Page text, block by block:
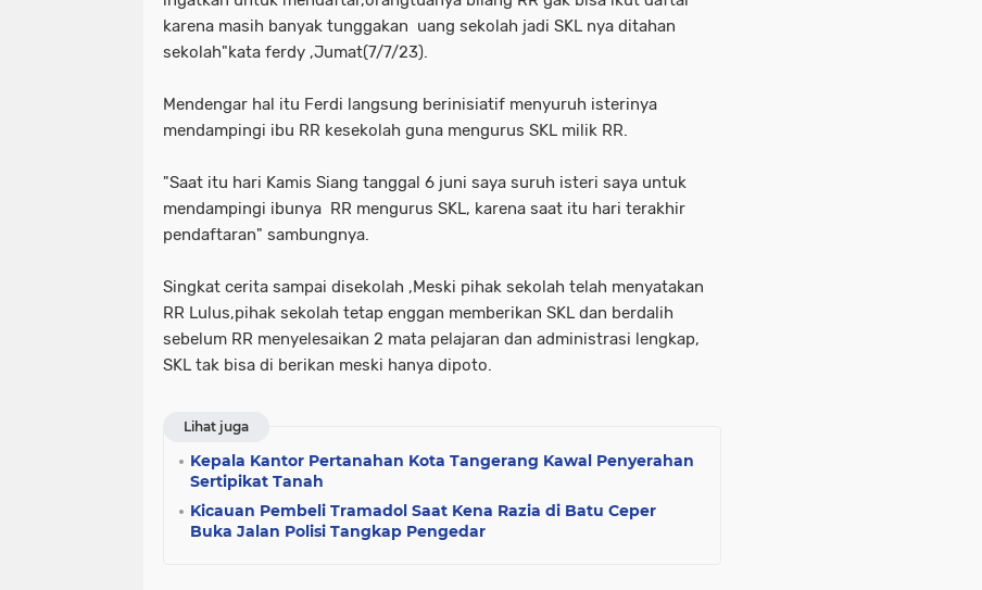
karena masih banyak tunggakan uang sekolah jadi SKL nya ditahan
sekolah"kata ferdy ,Jumat(7/7/23).
Mendengar hal itu Ferdi langsung berinisiatif menyuruh isterinya
mendampingi ibu RR kesekolah guna mengurus SKL milik RR.
"Saat itu hari Kamis Siang tanggal 6 juni saya suruh isteri saya untuk
mendampingi ibunya RR mengurus SKL, karena saat itu hari terakhir
pendaftaran" sambungnya.
Singkat cerita sampai disekolah ,Meski pihak sekolah telah menyatakan
RR Lulus,pihak sekolah tetap enggan memberikan SKL dan berdalih
sebelum RR menyelesaikan 2 mata pelajaran dan administrasi lengkap,
SKL tak bisa di berikan meski hanya dipoto.
Lihat juga
Kepala Kantor Pertanahan Kota Tangerang Kawal Penyerahan
Sertipikat Tanah
Kicauan Pembeli Tramadol Saat Kena Razia di Batu Ceper
Buka Jalan Polisi Tangkap Pengedar